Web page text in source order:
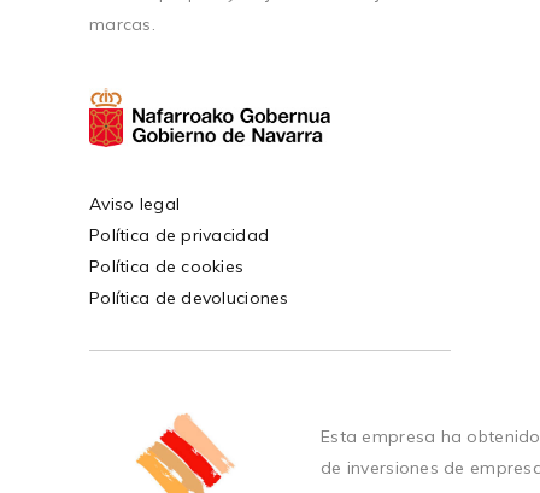
marcas.
Aviso legal
Política de privacidad
Política de cookies
Política de devoluciones
Esta empresa ha
de inversiones de